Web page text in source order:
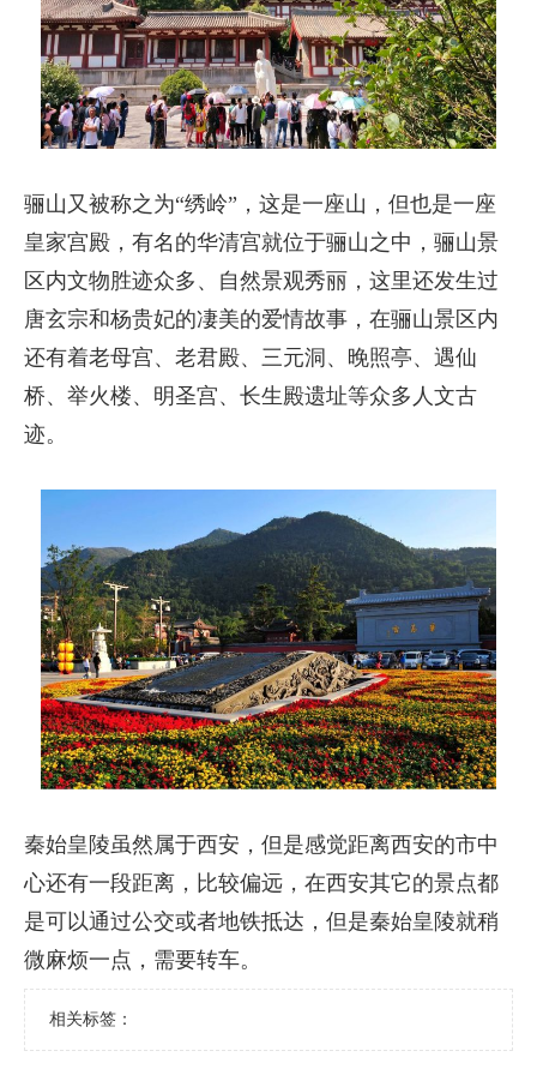
骊山又被称之为“绣岭”，这是一座山，但也是一座
皇家宫殿，有名的华清宫就位于骊山之中，骊山景
区内文物胜迹众多、自然景观秀丽，这里还发生过
唐玄宗和杨贵妃的凄美的爱情故事，在骊山景区内
还有着老母宫、老君殿、三元洞、晚照亭、遇仙
桥、举火楼、明圣宫、长生殿遗址等众多人文古
迹。
秦始皇陵虽然属于西安，但是感觉距离西安的市中
心还有一段距离，比较偏远，在西安其它的景点都
是可以通过公交或者地铁抵达，但是秦始皇陵就稍
微麻烦一点，需要转车。
相关标签：